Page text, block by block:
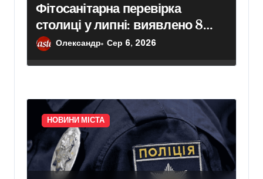
Фітосанітарна перевірка
столиці у липні: виявлено 8
порушень та перевірено 623
Олександр Сер 6, 2026
НОВИНИ МІСТА